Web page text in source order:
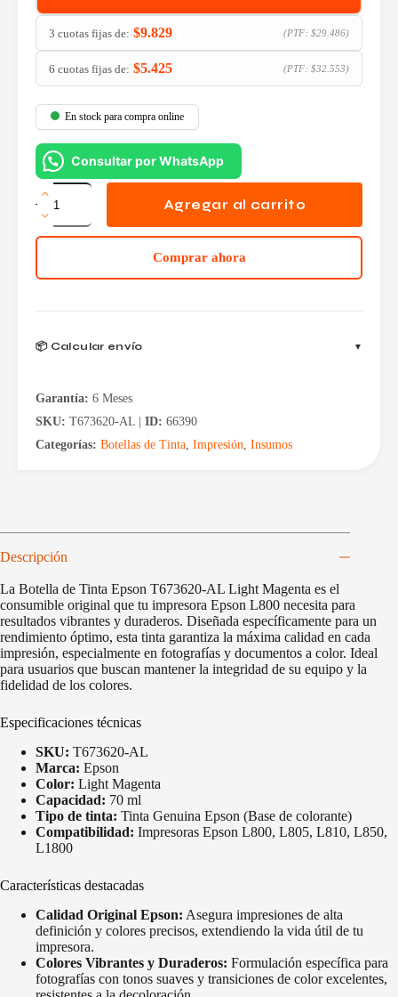
3 cuotas fijas de: $9.829 (PTF: $29.486)
6 cuotas fijas de: $5.425 (PTF: $32.553)
En stock para compra online
Consultar por WhatsApp
Botella
de
Tinta
Epson
Light
cantidad
Agregar al carrito
Comprar ahora
📦 Calcular envío
Garantía: 6 Meses
SKU: T673620-AL | ID: 66390
Categorías: Botellas de Tinta, Impresión, Insumos
Descripción
La Botella de Tinta Epson T673620-AL Light Magenta es el
consumible original que tu impresora Epson L800 necesita para
resultados vibrantes y duraderos. Diseñada específicamente para un
rendimiento óptimo, esta tinta garantiza la máxima calidad en cada
impresión, especialmente en fotografías y documentos a color. Ideal
para usuarios que buscan mantener la integridad de su equipo y la
fidelidad de los colores.
Especificaciones técnicas
SKU: T673620-AL
Marca: Epson
Color: Light Magenta
Capacidad: 70 ml
Tipo de tinta: Tinta Genuina Epson (Base de colorante)
Compatibilidad: Impresoras Epson L800, L805, L810, L850,
L1800
Características destacadas
Calidad Original Epson: Asegura impresiones de alta
definición y colores precisos, extendiendo la vida útil de tu
impresora.
Colores Vibrantes y Duraderos: Formulación específica para
fotografías con tonos suaves y transiciones de color excelentes,